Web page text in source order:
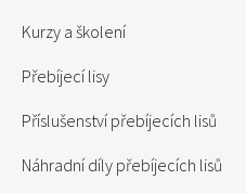
Kurzy a školení
Přebíjecí lisy
Příslušenství přebíjecích lisů
Náhradní díly přebíjecích lisů